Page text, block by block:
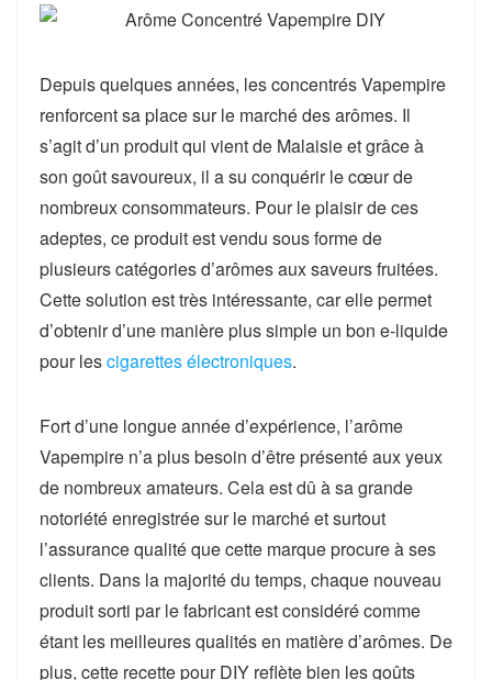
Depuis quelques années, les concentrés Vapempire
renforcent sa place sur le marché des arômes. Il
s’agit d’un produit qui vient de Malaisie et grâce à
son goût savoureux, il a su conquérir le cœur de
nombreux consommateurs. Pour le plaisir de ces
adeptes, ce produit est vendu sous forme de
plusieurs catégories d’arômes aux saveurs fruitées.
Cette solution est très intéressante, car elle permet
d’obtenir d’une manière plus simple un bon e-liquide
pour lescigarettes électroniques.
Fort d’une longue année d’expérience, l’arôme
Vapempire n’a plus besoin d’être présenté aux yeux
de nombreux amateurs. Cela est dû à sa grande
notoriété enregistrée sur le marché et surtout
l’assurance qualité que cette marque procure à ses
clients. Dans la majorité du temps, chaque nouveau
produit sorti par le fabricant est considéré comme
étant les meilleures qualités en matière d’arômes. De
plus, cette recette pour DIY reflète bien les goûts